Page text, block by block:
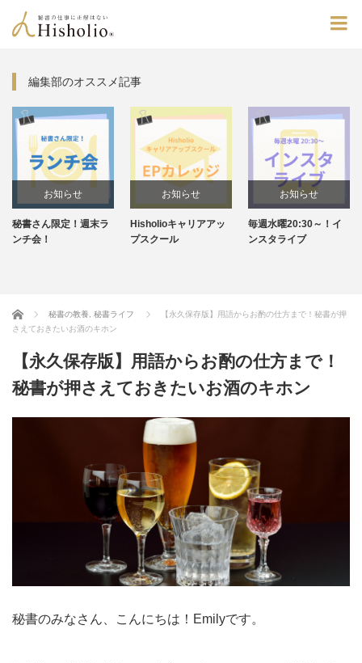
編集部のオススメ記事
お知らせ
秘書さん限定！週末ラ
ンチ会！
お知らせ
Hisholioキャリアアッ
プスクール
お知らせ
毎週水曜20:30～！イ
ンスタライブ
Home 秘書の教養 秘書ライフ
【永久保存版】用語からお酌の仕方まで！秘書が押
さえておきたいお酒のキホン
【永久保存版】用語からお酌の仕方まで！
秘書が押さえておきたいお酒のキホン
秘書のみなさん、こんにちは！Emilyです。